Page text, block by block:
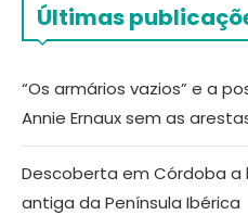
Últimas
“Os armários vazios” e a
Annie Ernaux sem as
Descoberta em Córdoba
antiga da Península Ibérica